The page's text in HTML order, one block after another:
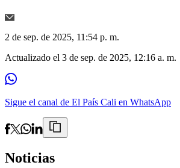
2 de sep. de 2025, 11:54 p. m.
Actualizado el 3 de sep. de 2025, 12:16 a. m.
Sigue el canal de El País Cali en WhatsApp
Noticias